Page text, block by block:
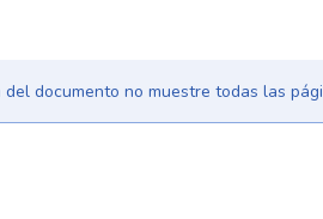
documento no muestre todas las